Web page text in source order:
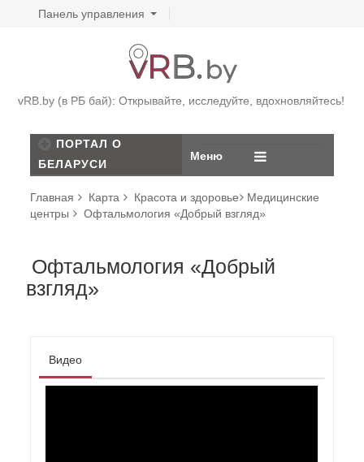
Панель управления
vRB.by (в РБ бай): Открывайте, исследуйте, вдохновляйтесь!
ПОРТАЛ О
БЕЛАРУСИ
Меню
Главная Карта Красота и здоровье
Медицинские
центры
Офтальмология «Добрый взгляд»
Офтальмология «Добрый
взгляд»
Видео